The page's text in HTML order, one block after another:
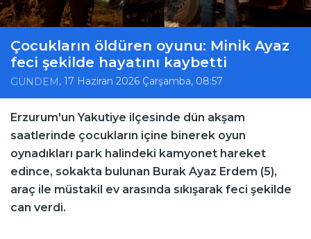
Çocukların öldüren oyunu: Minik Ayaz
feci şekilde hayatını kaybetti
GÜNDEM , 17 Haziran 2026 Çarşamba, 08:57
Erzurum'un Yakutiye ilçesinde dün akşam
saatlerinde çocukların içine binerek oyun
oynadıkları park halindeki kamyonet hareket
edince, sokakta bulunan Burak Ayaz Erdem (5),
araç ile müstakil ev arasında sıkışarak feci şekilde
can verdi.